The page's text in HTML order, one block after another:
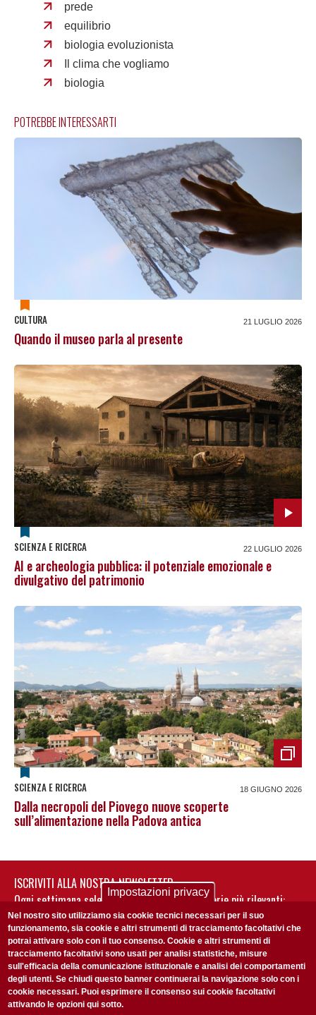
prede
equilibrio
biologia evoluzionista
Il clima che vogliamo
biologia
POTREBBE INTERESSARTI
CULTURA 21 LUGLIO 2026
Quando il museo parla al presente
SCIENZA E RICERCA 22 LUGLIO 2026
AI e archeologia pubblica: il potenziale emozionale e
divulgativo del patrimonio
SCIENZA E RICERCA 18 GIUGNO 2026
Dalla necropoli del Piovego nuove scoperte
sull’alimentazione nella Padova antica
ISCRIVITI ALLA NOSTRA NEWSLETTER
Ogni settimana selezioniamo per te nostre storie più rilevanti:
non perderti gli aggiornamenti della nostra newsletter
Privacy Policy
Impostazioni privacy
Nel nostro sito utilizziamo sia cookie tecnici necessari per il suo
funzionamento, sia cookie e altri strumenti di tracciamento facoltativi che
potrai attivare solo con il tuo consenso. Cookie e altri strumenti di
tracciamento facoltativi sono usati per analisi statistiche, misure
sull'efficacia della comunicazione istituzionale e analisi dei comportamenti
degli utenti. Se chiudi questo banner continuerai la navigazione solo con i
cookie necessari. Puoi esprimere il consenso sui cookie facoltativi
attivando le opzioni qui sotto.